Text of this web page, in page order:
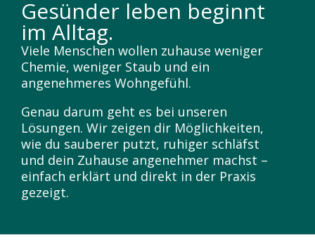
Gesünder leben beginnt
im Alltag.
Viele Menschen wollen zuhause weniger
Chemie, weniger Staub und ein
angenehmeres Wohngefühl.
Genau darum geht es bei unseren
Lösungen. Wir zeigen dir Möglichkeiten,
wie du sauberer putzt, ruhiger schläfst
und dein Zuhause angenehmer machst –
einfach erklärt und direkt in der Praxis
gezeigt.